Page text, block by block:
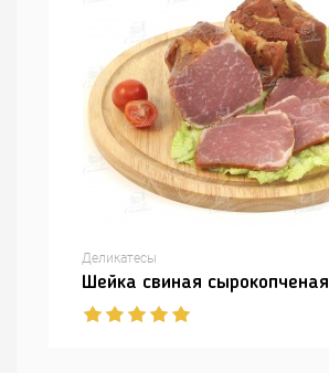
Деликатесы
Шейка свиная сырокопченая